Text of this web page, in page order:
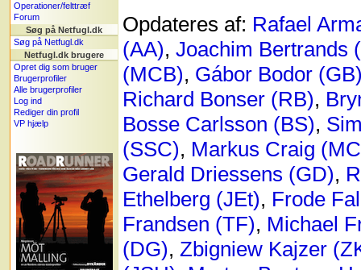
Operationer/felttræf
Forum
Søg på Netfugl.dk
Søg på Netfugl.dk
Netfugl.dk brugere
Opret dig som bruger
Brugerprofiler
Alle brugerprofiler
Log ind
Rediger din profil
VP hjælp
Opdateres af: Rafael
(AA), Joachim Bertrands
(MCB), Gábor Bodor
Richard Bonser (RB),
Bosse Carlsson (BS),
(SSC), Markus Craig
Gerald Driessens (GD),
Ethelberg (JEt), Frode
Frandsen (TF), Michael
(DG), Zbigniew Kajzer